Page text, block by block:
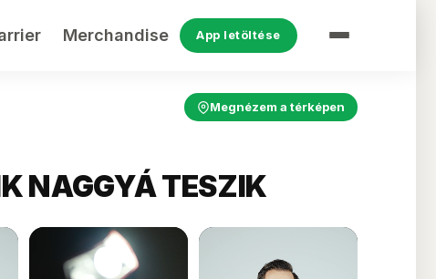
Merchandise App letöltése
Megnézem a térképen
NAGGYÁ TESZIK